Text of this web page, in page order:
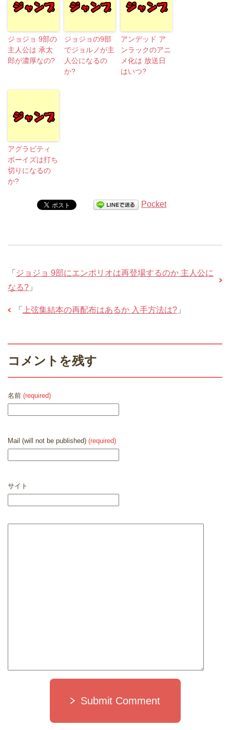
ジョジョ 9部の
主人公は 承太
郎が濃厚なの?
ジョジョの9部
でジョルノが主
人公になるの
か?
アンデッド ア
ンラックのアニ
メ化は 放送日
はいつ?
アグラビティ
ボーイズは打ち
切りになるの
か?
Pocket
「 ジョジョ 9部にエンポリオは再登場するのか 主人公に
なる? 」
「 上弦集結本の再配布はあるか 入手方法は? 」
コメントを残す
名前 (required)
Mail (will not be published) (required)
サイト
Submit Comment